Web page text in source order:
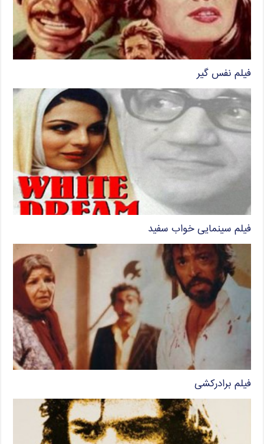
فیلم نفس گیر
فیلم سینمایی خواب سفید
فیلم برادرکشی